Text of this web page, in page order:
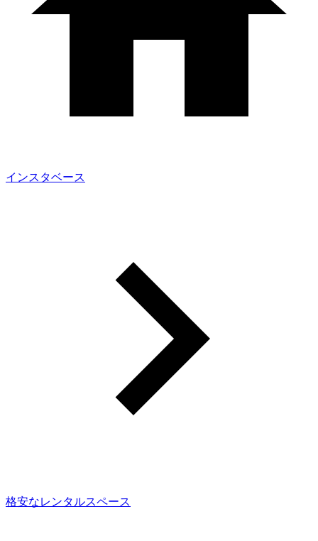
インスタベース
格安なレンタルスペース